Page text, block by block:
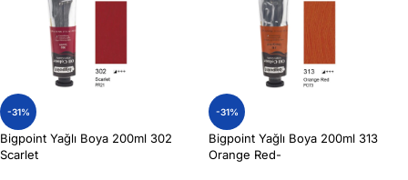
-31%
Bigpoint Yağlı Boya 200ml 302
Scarlet
-31%
Bigpoint Yağlı Boya 200ml 313
Orange Red-